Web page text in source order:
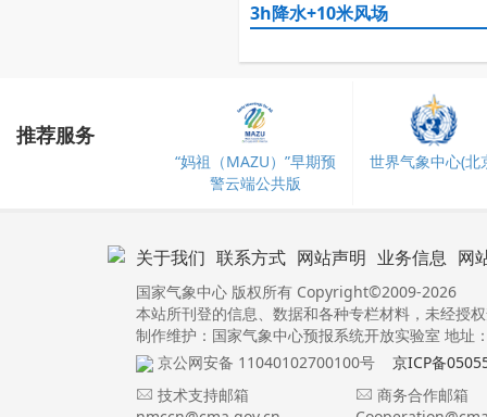
3h降水+10米风场
推荐服务
“妈祖（MAZU）”早期预
警云端公共版
世界气象中心(北
关于我们 联系方式 网站声明 业务信息 网
国家气象中心 版权所有 Copyright©2009-2026
本站所刊登的信息、数据和各种专栏材料，未经授
制作维护：国家气象中心预报系统开放实验室 地址
京公网安备 11040102700100号
京ICP备
技术支持邮箱
商务合作邮箱